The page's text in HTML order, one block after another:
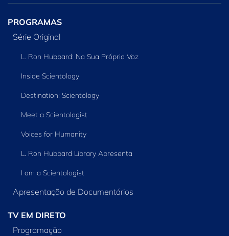
PROGRAMAS
Série Original
L. Ron Hubbard: Na Sua Própria Voz
Inside Scientology
Destination: Scientology
Meet a Scientologist
Voices for Humanity
L. Ron Hubbard Library Apresenta
I am a Scientologist
Apresentação de Documentários
TV EM DIRETO
Programação